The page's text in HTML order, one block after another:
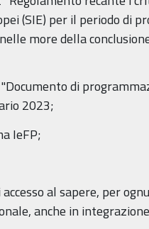
(SIE) per il periodo di
more della
di
2023;
IeFP;
al sapere, per
anche in